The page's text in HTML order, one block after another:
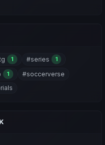
ideas, datos o mejoras,
1 #series 1
1
#soccerverse